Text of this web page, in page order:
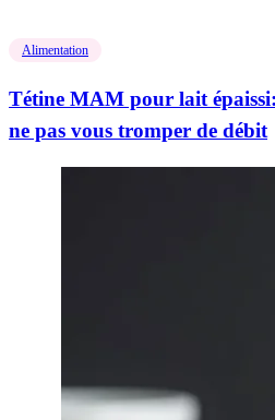
Alimentation
Tétine MAM pour lait
ne pas vous tromper de débit